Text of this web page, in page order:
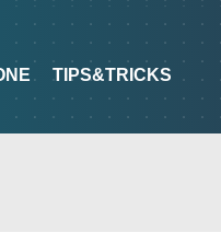
DI PROGETTAZIONE
TIPS&TRICKS